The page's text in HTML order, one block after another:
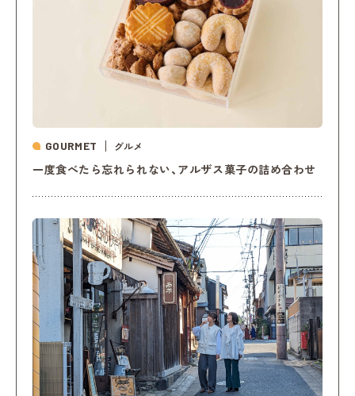
GOURMET グルメ
一度食べたら忘れられない、アルザス菓子の詰め合わせ